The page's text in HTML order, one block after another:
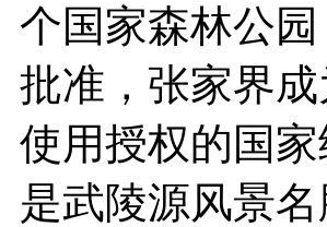
个国家森林公
批准，张家界
使用授权的国
是武陵源风景